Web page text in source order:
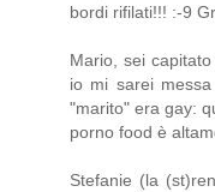
bordi rifilati!!! :-9
Mario, sei
io mi sarei
"marito" era gay:
porno food è
Stefanie (la